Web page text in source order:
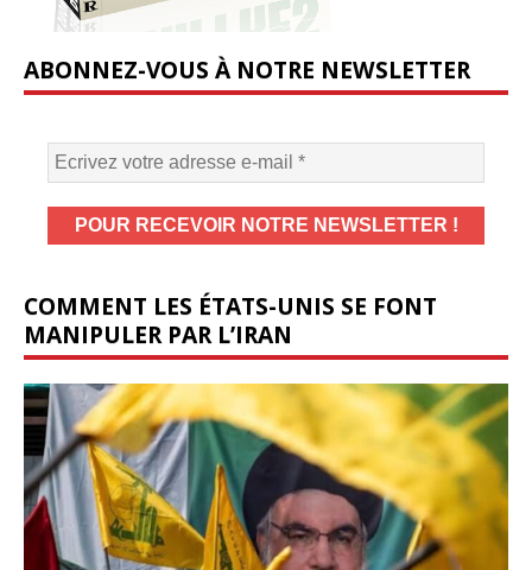
ABONNEZ-VOUS À NOTRE NEWSLETTER
COMMENT LES ÉTATS-UNIS SE FONT
MANIPULER PAR L’IRAN